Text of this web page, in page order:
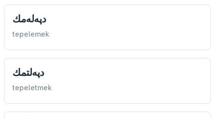
دپه‌له‌مك
tepelemek
دپه‌لتمك
tepeletmek